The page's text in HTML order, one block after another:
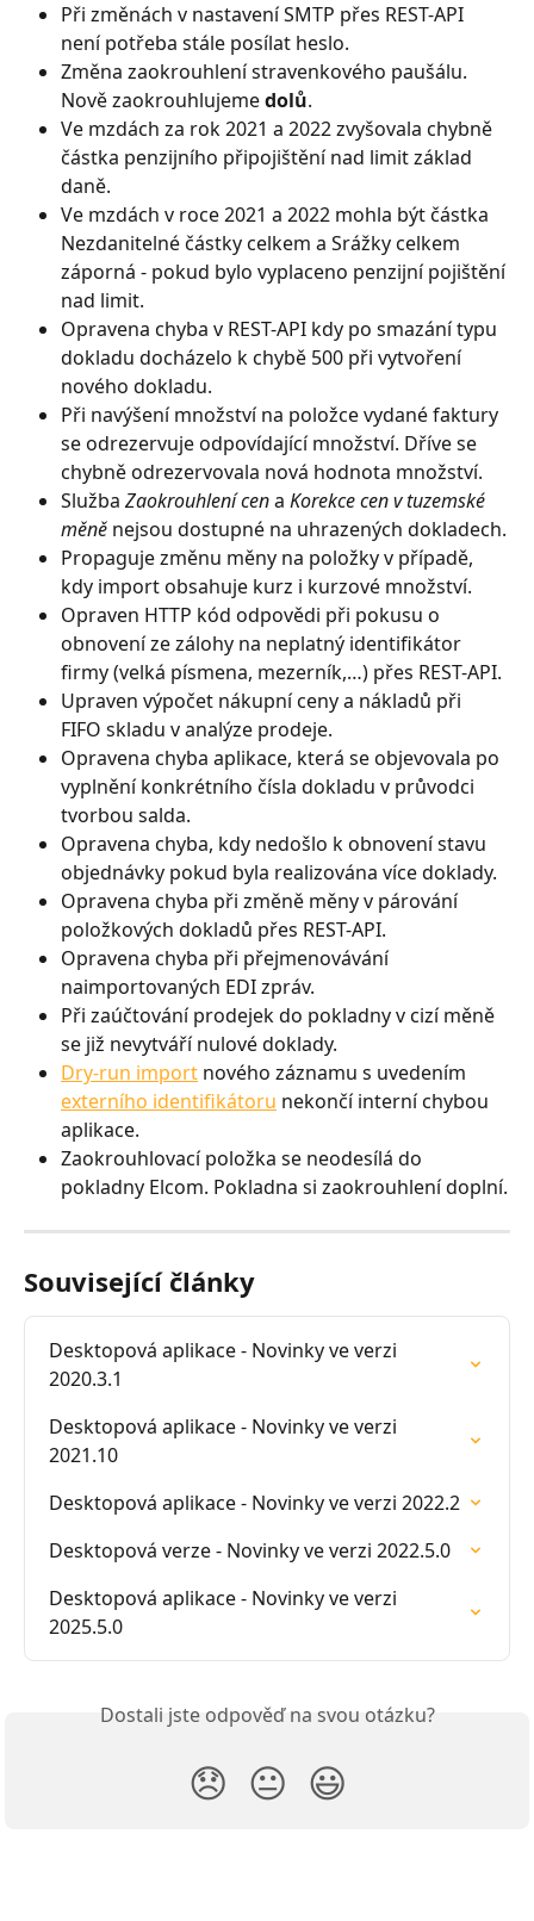
Při změnách v nastavení SMTP přes REST-API
není potřeba stále posílat heslo.
Změna zaokrouhlení stravenkového paušálu.
Nově zaokrouhlujeme dolů.
Ve mzdách za rok 2021 a 2022 zvyšovala chybně
částka penzijního připojištění nad limit základ
daně.
Ve mzdách v roce 2021 a 2022 mohla být částka
Nezdanitelné částky celkem a Srážky celkem
záporná - pokud bylo vyplaceno penzijní pojištění
nad limit.
Opravena chyba v REST-API kdy po smazání typu
dokladu docházelo k chybě 500 při vytvoření
nového dokladu.
Při navýšení množství na položce vydané faktury
se odrezervuje odpovídající množství. Dříve se
chybně odrezervovala nová hodnota množství.
Služba Zaokrouhlení cen a Korekce cen v tuzemské
měně nejsou dostupné na uhrazených dokladech.
Propaguje změnu měny na položky v případě,
kdy import obsahuje kurz i kurzové množství.
Opraven HTTP kód odpovědi při pokusu o
obnovení ze zálohy na neplatný identifikátor
firmy (velká písmena, mezerník,…) přes REST-API.
Upraven výpočet nákupní ceny a nákladů při
FIFO skladu v analýze prodeje.
Opravena chyba aplikace, která se objevovala po
vyplnění konkrétního čísla dokladu v průvodci
tvorbou salda.
Opravena chyba, kdy nedošlo k obnovení stavu
objednávky pokud byla realizována více doklady.
Opravena chyba při změně měny v párování
položkových dokladů přes REST-API.
Opravena chyba při přejmenovávání
naimportovaných EDI zpráv.
Při zaúčtování prodejek do pokladny v cizí měně
se již nevytváří nulové doklady.
Dry-run import nového záznamu s uvedením
externího identifikátoru nekončí interní chybou
aplikace.
Zaokrouhlovací položka se neodesílá do
pokladny Elcom. Pokladna si zaokrouhlení doplní.
Související články
Desktopová aplikace - Novinky ve verzi
2020.3.1
Desktopová aplikace - Novinky ve verzi
2021.10
Desktopová aplikace - Novinky ve verzi 2022.2
Desktopová verze - Novinky ve verzi 2022.5.0
Desktopová aplikace - Novinky ve verzi
2025.5.0
Dostali jste odpověď na svou otázku?
😞 😐 😃